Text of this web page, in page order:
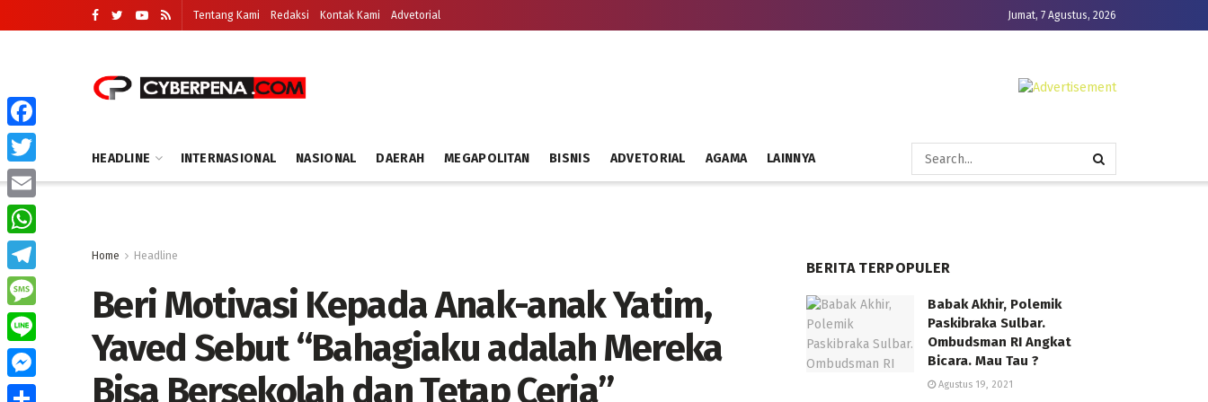
Tentang Kami Redaksi Kontak Kami Advetorial Jumat, 7 Agustus, 2026
HEADLINE INTERNASIONAL NASIONAL DAERAH MEGAPOLITAN BISNIS ADVETORIAL AGAMA LAINNYA
Home Headline
Beri Motivasi Kepada Anak-anak Yatim,
Yaved Sebut “Bahagiaku adalah Mereka
Bisa Bersekolah dan Tetap Ceria”
BERITA TERPOPULER
Babak Akhir, Polemik
Paskibraka Sulbar.
Ombudsman RI Angkat
Bicara. Mau Tau ?
Agustus 19, 2021
Facebook
Twitter
Email
WhatsApp
Telegram
Message
Line
Messenger